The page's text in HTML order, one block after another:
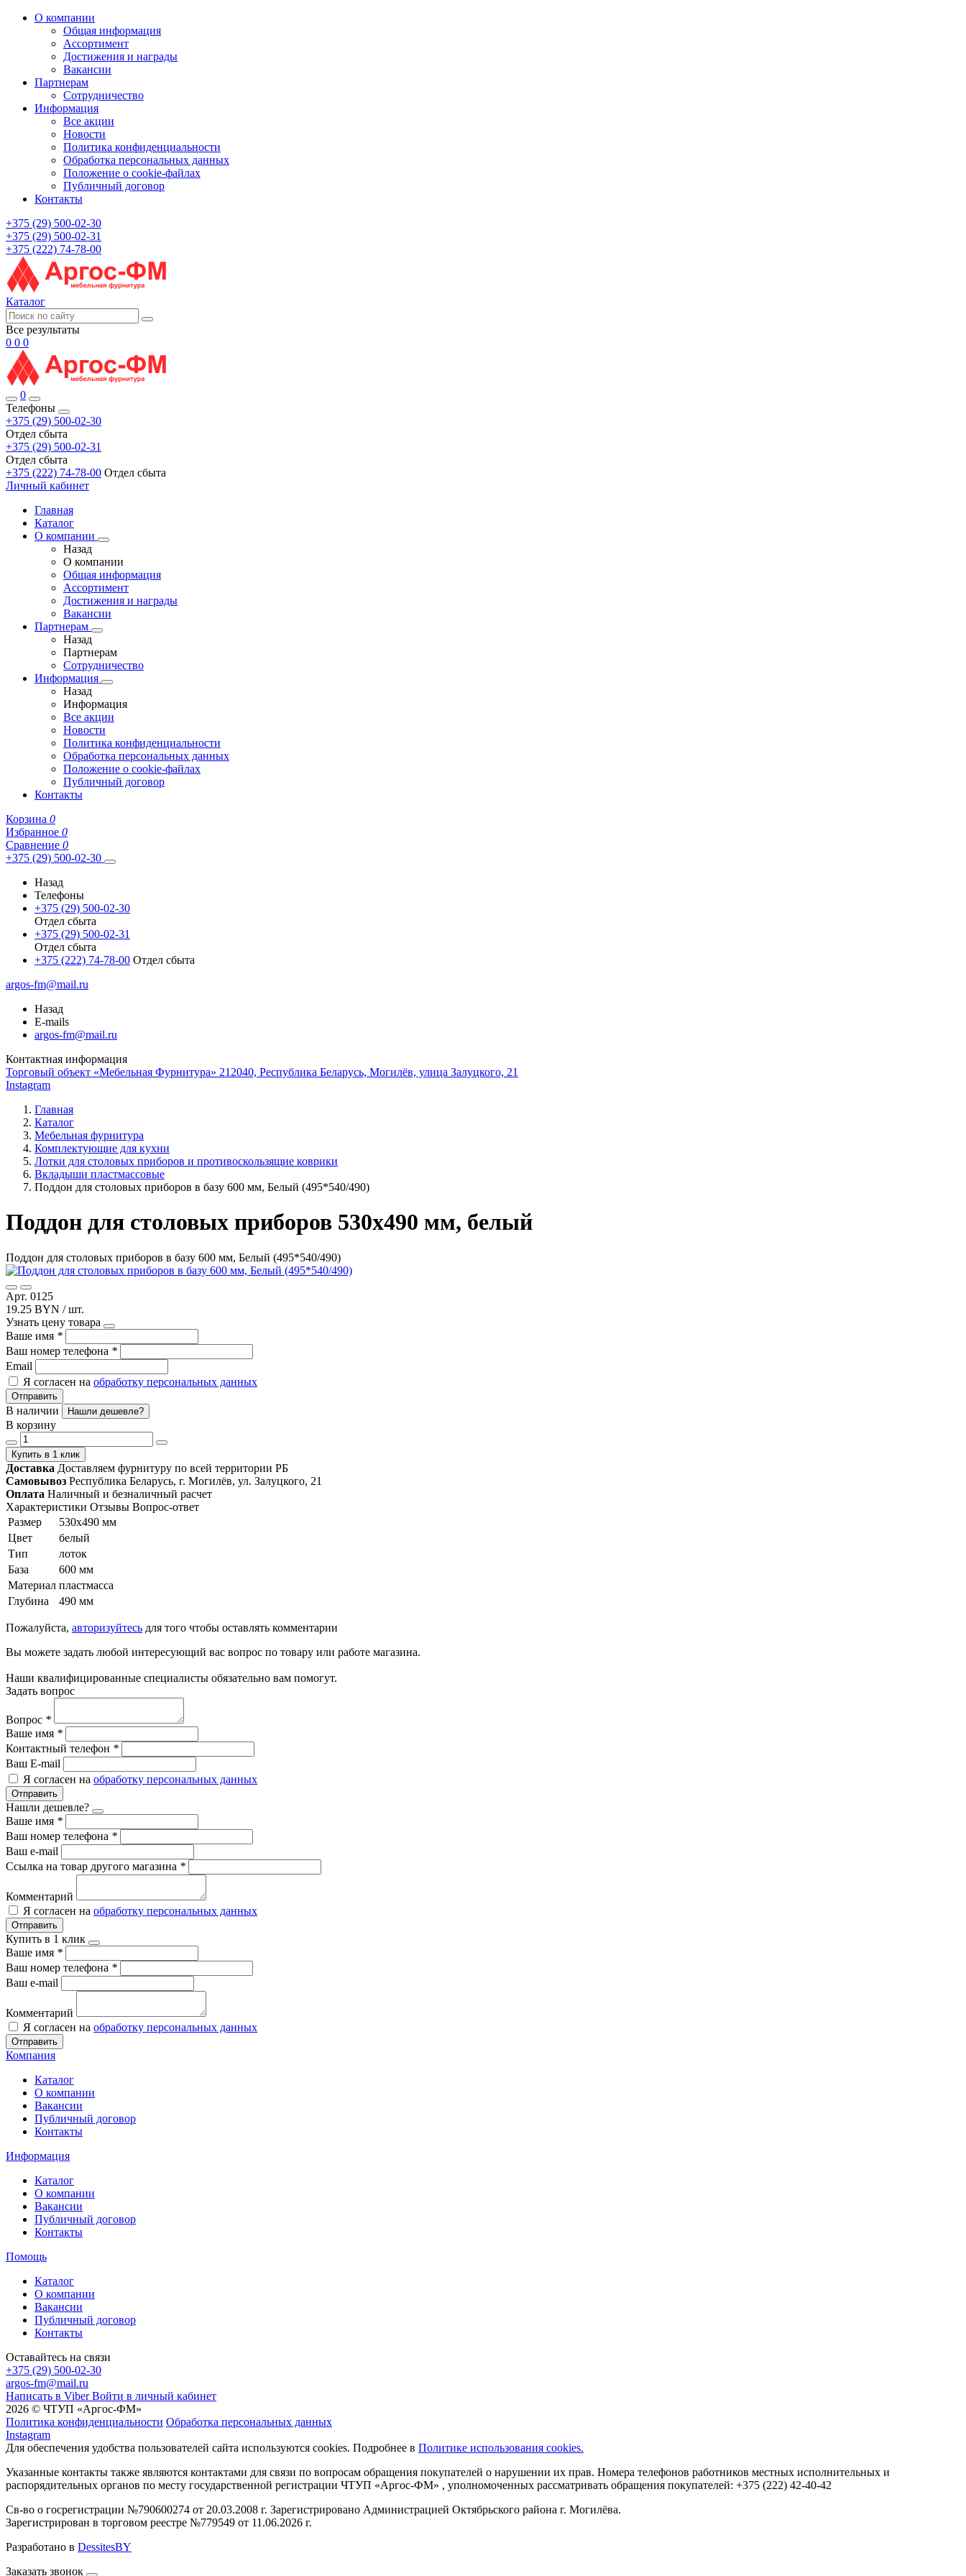
О компании
Общая информация
Ассортимент
Достижения и награды
Вакансии
Партнерам
Сотрудничество
Информация
Все акции
Новости
Политика конфиденциальности
Обработка персональных данных
Положение о cookie-файлах
Публичный договор
Контакты
+375 (29) 500-02-30
+375 (29) 500-02-31
+375 (222) 74-78-00
Каталог
Все результаты
0 0 0
0
Телефоны
+375 (29) 500-02-30
Отдел сбыта
+375 (29) 500-02-31
Отдел сбыта
+375 (222) 74-78-00 Отдел сбыта
Личный кабинет
Главная
Каталог
О компании
Назад
О компании
Общая информация
Ассортимент
Достижения и награды
Вакансии
Партнерам
Назад
Партнерам
Сотрудничество
Информация
Назад
Информация
Все акции
Новости
Политика конфиденциальности
Обработка персональных данных
Положение о cookie-файлах
Публичный договор
Контакты
Корзина 0
Избранное 0
Сравнение 0
+375 (29) 500-02-30
Назад
Телефоны
+375 (29) 500-02-30
Отдел сбыта
+375 (29) 500-02-31
Отдел сбыта
+375 (222) 74-78-00 Отдел сбыта
argos-fm@mail.ru
Назад
E-mails
argos-fm@mail.ru
Контактная информация
Торговый объект «Мебельная Фурнитура» 212040, Республика Беларусь, Могилёв, улица Залуцкого, 21
Instagram
Главная
Каталог
Мебельная фурнитура
Комплектующие для кухни
Лотки для столовых приборов и противоскользящие коврики
Вкладыши пластмассовые
Поддон для столовых приборов в базу 600 мм, Белый (495*540/490)
Поддон для столовых приборов 530x490 мм, белый
Поддон для столовых приборов в базу 600 мм, Белый (495*540/490)
Арт. 0125
19.25 BYN / шт.
Узнать цену товара
Ваше имя *
Ваш номер телефона *
Email
Я согласен на обработку персональных данных
Отправить
В наличии Нашли дешевле?
В корзину
Купить в 1 клик
Доставка Доставляем фурнитуру по всей территории РБ
Самовывоз Республика Беларусь, г. Могилёв, ул. Залуцкого, 21
Оплата Наличный и безналичный расчет
Характеристики Отзывы Вопрос-ответ
Размер
530x490 мм
Цвет
белый
Тип
лоток
База
600 мм
Материал пластмасса
Глубина
490 мм
Пожалуйста, авторизуйтесь для того чтобы оставлять комментарии
Вы можете задать любой интересующий вас вопрос по товару или работе магазина.
Наши квалифицированные специалисты обязательно вам помогут.
Задать вопрос
Вопрос *
Ваше имя *
Контактный телефон *
Ваш E-mail
Я согласен на обработку персональных данных
Отправить
Нашли дешевле?
Ваше имя *
Ваш номер телефона *
Ваш e-mail
Ссылка на товар другого магазина *
Комментарий
Я согласен на обработку персональных данных
Отправить
Купить в 1 клик
Ваше имя *
Ваш номер телефона *
Ваш e-mail
Комментарий
Я согласен на обработку персональных данных
Отправить
Компания
Каталог
О компании
Вакансии
Публичный договор
Контакты
Информация
Каталог
О компании
Вакансии
Публичный договор
Контакты
Помощь
Каталог
О компании
Вакансии
Публичный договор
Контакты
Оставайтесь на связи
+375 (29) 500-02-30
argos-fm@mail.ru
Написать в Viber Войти в личный кабинет
2026 © ЧТУП «Аргос-ФМ»
Политика конфиденциальности Обработка персональных данных
Instagram
Для обеспечения удобства пользователей сайта используются cookies. Подробнее в Политике использования cookies.
Указанные контакты также являются контактами для связи по вопросам обращения покупателей о нарушении их прав. Номера телефонов работников местных исполнительных и
распорядительных органов по месту государственной регистрации ЧТУП «Аргос-ФМ» , уполномоченных рассматривать обращения покупателей: +375 (222) 42-40-42
Св-во о госрегистрации №790600274 от 20.03.2008 г. Зарегистрировано Администрацией Октябрьского района г. Могилёва.
Зарегистрирован в торговом реестре №779549 от 11.06.2026 г.
Разработано в DessitesBY
Заказать звонок